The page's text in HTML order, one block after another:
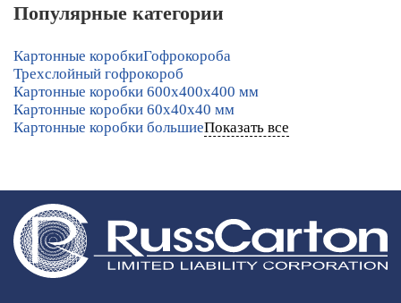
Популярные категории
Картонные коробкиГофрокороба
Трехслойный гофрокороб
Картонные коробки 600х400х400 мм
Картонные коробки 60х40х40 мм
Картонные коробки большиеПоказать все